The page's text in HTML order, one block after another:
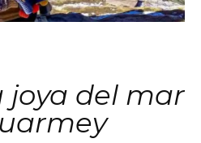
joya del mar